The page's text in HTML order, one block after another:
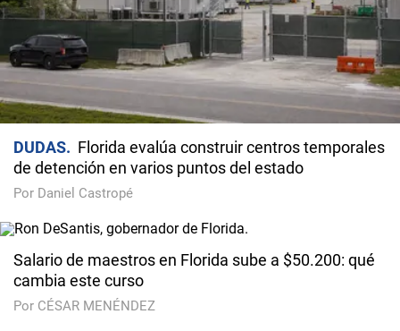
DUDAS
Florida evalúa construir centros temporales
de detención en varios puntos del estado
Por Daniel Castropé
Salario de maestros en Florida sube a $50.200: qué
cambia este curso
Por CÉSAR MENÉNDEZ